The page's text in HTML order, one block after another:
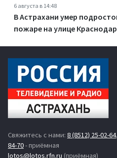
6 августа в 14:48
В Астрахани умер
пожаре на улице
Свяжитесь с нами: 8 (8512) 25-02-64,
84-70- приёмная
lotos@lotos.rfn.ru (приёмная)